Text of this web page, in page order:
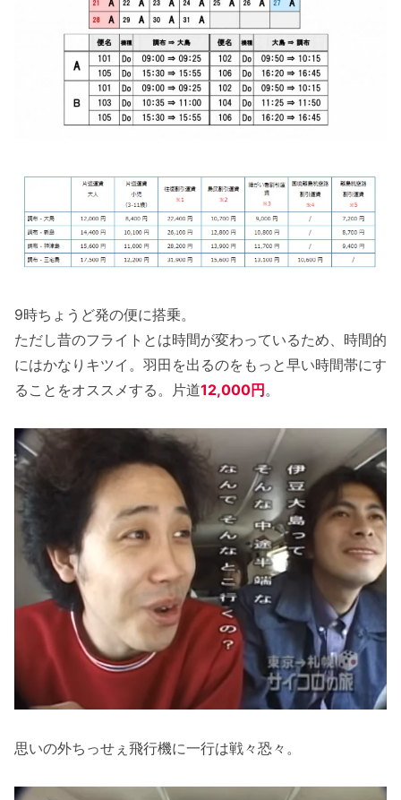
9時ちょうど発の便に搭乗。
ただし昔のフライトとは時間が変わっているため、時間的
にはかなりキツイ。羽田を出るのをもっと早い時間帯にす
ることをオススメする。片道12,000円 。
思いの外ちっせぇ飛行機に一行は戦々恐々。